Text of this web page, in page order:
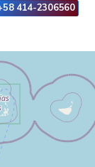
414-2306560